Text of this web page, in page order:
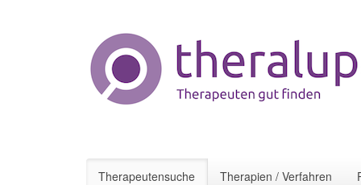
Therapeutensuche Therapien / Verfahren